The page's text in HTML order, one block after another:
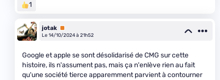
1
jotak Premium
Le 14/10/2024 à 21h52
Google et apple se sont désolidarisé de CMG sur cette
histoire, ils n'assument pas, mais ça n'enlève rien au fait
qu'une société tierce apparemment parvient à contourner